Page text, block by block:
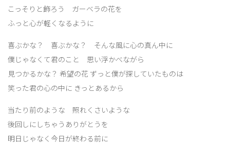
こっそりと飾ろう ガーベラの花を
ふっと心が軽くなるように
喜ぶかな？ 喜ぶかな？ そんな風に心の真ん中に
僕じゃなくて君のこと 思い浮かべながら
見つかるかな？ 希望の花 ずっと僕が探していたものは
笑った君の心の中に きっとあるから
当たり前のような 照れくさいような
後回しにしちゃうありがとうを
明日じゃなく今日が終わる前に